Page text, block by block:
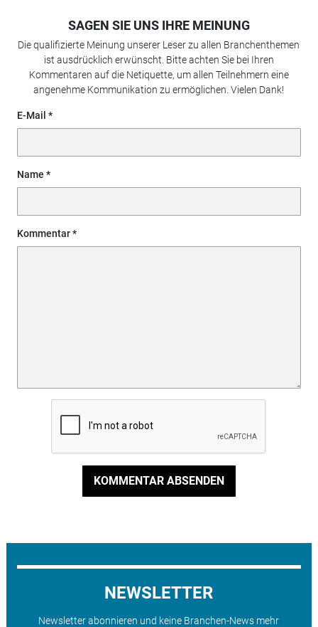
SAGEN SIE UNS IHRE MEINUNG
Die qualifizierte Meinung unserer Leser zu allen Branchenthemen
ist ausdrücklich erwünscht. Bitte achten Sie bei Ihren
Kommentaren auf die Netiquette, um allen Teilnehmern eine
angenehme Kommunikation zu ermöglichen. Vielen Dank!
E-Mail
Name
Kommentar
KOMMENTAR ABSENDEN
NEWSLETTER
Newsletter abonnieren und keine Branchen-News mehr